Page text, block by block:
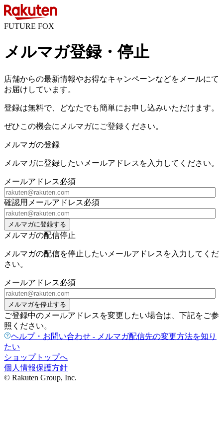
FUTURE FOX
メルマガ登録・停止
店舗からの最新情報やお得なキャンペーンなどをメールにて
お届けしています。
登録は無料で、どなたでも簡単にお申し込みいただけます。
ぜひこの機会にメルマガにご登録ください。
メルマガの登録
メルマガに登録したいメールアドレスを入力してください。
メールアドレス必須
確認用メールアドレス必須
メルマガに登録する
メルマガの配信停止
メルマガの配信を停止したいメールアドレスを入力してくだ
さい。
メールアドレス必須
メルマガを停止する
ご登録中のメールアドレスを変更したい場合は、下記をご参
照ください。
ヘルプ・お問い合わせ - メルマガ配信先の変更方法を知り
たい
ショップトップへ
個人情報保護方針
© Rakuten Group, Inc.